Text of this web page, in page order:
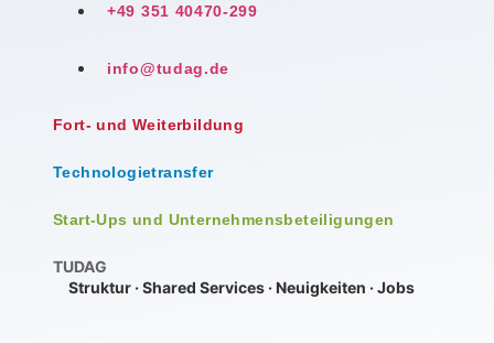
+49 351 40470-299
info@tudag.de
Fort- und Weiterbildung
Technologietransfer
Start-Ups und Unternehmensbeteiligungen
TUDAG
Struktur ·Shared Services ·Neuigkeiten ·Jobs